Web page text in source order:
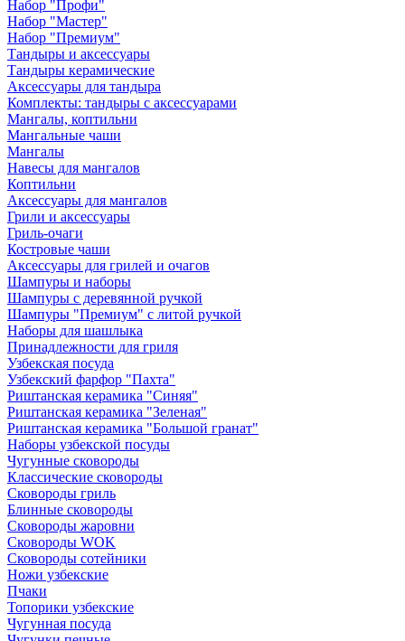
Набор "Профи"
Набор "Мастер"
Набор "Премиум"
Тандыры и аксессуары
Тандыры керамические
Аксессуары для тандыра
Комплекты: тандыры с аксессуарами
Мангалы, коптильни
Мангальные чаши
Мангалы
Навесы для мангалов
Коптильни
Аксессуары для мангалов
Грили и аксессуары
Гриль-очаги
Костровые чаши
Аксессуары для грилей и очагов
Шампуры и наборы
Шампуры с деревянной ручкой
Шампуры "Премиум" с литой ручкой
Наборы для шашлыка
Принадлежности для гриля
Узбекская посуда
Узбекский фарфор "Пахта"
Риштанская керамика "Синяя"
Риштанская керамика "Зеленая"
Риштанская керамика "Большой гранат"
Наборы узбекской посуды
Чугунные сковороды
Классические сковороды
Сковороды гриль
Блинные сковороды
Сковороды жаровни
Сковороды WOK
Сковороды сотейники
Ножи узбекские
Пчаки
Топорики узбекские
Чугунная посуда